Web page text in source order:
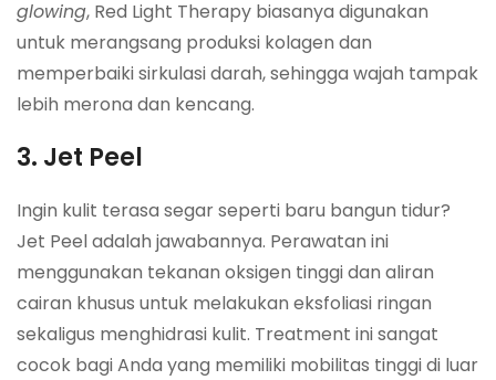
glowing, Red Light Therapy biasanya digunakan
untuk merangsang produksi kolagen dan
memperbaiki sirkulasi darah, sehingga wajah tampak
lebih merona dan kencang.
3. Jet Peel
Ingin kulit terasa segar seperti baru bangun tidur?
Jet Peel adalah jawabannya. Perawatan ini
menggunakan tekanan oksigen tinggi dan aliran
cairan khusus untuk melakukan eksfoliasi ringan
sekaligus menghidrasi kulit. Treatment ini sangat
cocok bagi Anda yang memiliki mobilitas tinggi di luar